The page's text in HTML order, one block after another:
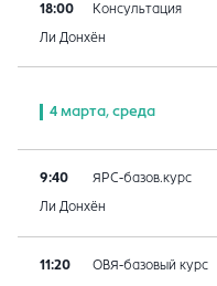
18:00 Консультация
Ли Донхён
4 марта, среда
9:40 ЯРС-базов.курс
Ли Донхён
11:20 ОВЯ-базовый курс